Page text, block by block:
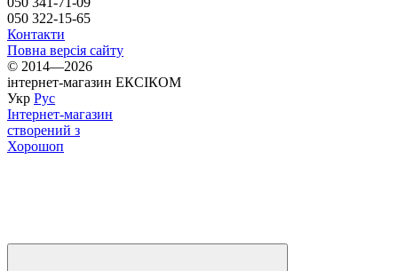
050 322-15-65
Контакти
Повна версія сайту
© 2014—2026
інтернет-магазин ЕКСІКОМ
Укр Рус
Інтернет-магазин
створений з
Хорошоп